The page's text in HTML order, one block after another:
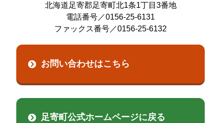
北海道足寄郡足寄町北1条1丁目3番地
電話番号／0156-25-6131
ファックス番号／0156-25-6132
お問い合わせはこちら
足寄町公式ホームページに戻る